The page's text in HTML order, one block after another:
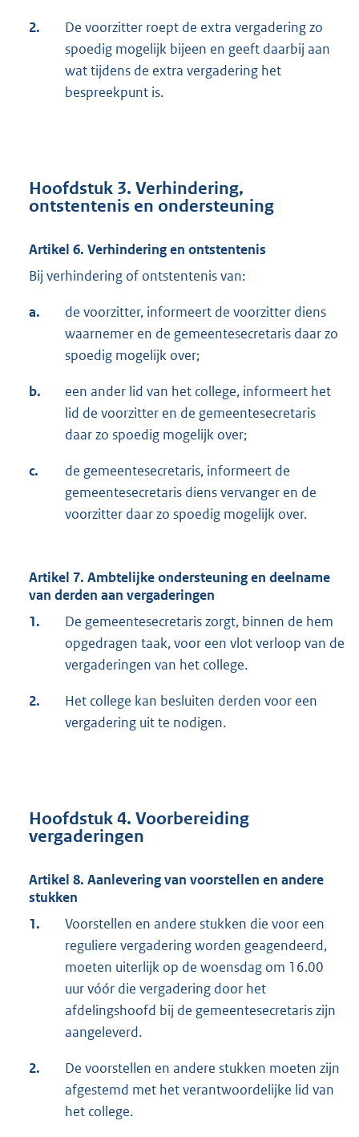
2.
De voorzitter roept de extra vergadering zo
spoedig mogelijk bijeen en geeft daarbij aan
wat tijdens de extra vergadering het
bespreekpunt is.
Hoofdstuk 3. Verhindering,
ontstentenis en ondersteuning
Artikel 6. Verhindering en ontstentenis
Bij verhindering of ontstentenis van:
a.
de voorzitter, informeert de voorzitter diens
waarnemer en de gemeentesecretaris daar zo
spoedig mogelijk over;
b.
een ander lid van het college, informeert het
lid de voorzitter en de gemeentesecretaris
daar zo spoedig mogelijk over;
c.
de gemeentesecretaris, informeert de
gemeentesecretaris diens vervanger en de
voorzitter daar zo spoedig mogelijk over.
Artikel 7. Ambtelijke ondersteuning en deelname
van derden aan vergaderingen
1.
De gemeentesecretaris zorgt, binnen de hem
opgedragen taak, voor een vlot verloop van de
vergaderingen van het college.
2.
Het college kan besluiten derden voor een
vergadering uit te nodigen.
Hoofdstuk 4. Voorbereiding
vergaderingen
Artikel 8. Aanlevering van voorstellen en andere
stukken
1.
Voorstellen en andere stukken die voor een
reguliere vergadering worden geagendeerd,
moeten uiterlijk op de woensdag om 16.00
uur vóór die vergadering door het
afdelingshoofd bij de gemeentesecretaris zijn
aangeleverd.
2.
De voorstellen en andere stukken moeten zijn
afgestemd met het verantwoordelijke lid van
het college.